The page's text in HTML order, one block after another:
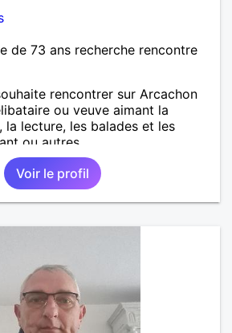
de 73 ans recherche rencontre
rencontrer sur Arcachon
ou veuve aimant la
la lecture, les balades et les
ou autres.
Voir le profil